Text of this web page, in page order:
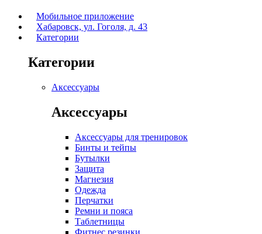
Мобильное приложение
Хабаровск, ул. Гоголя, д. 43
Категории
Категории
Аксессуары
Аксессуары
Аксессуары для тренировок
Бинты и тейпы
Бутылки
Защита
Магнезия
Одежда
Перчатки
Ремни и пояса
Таблетницы
Фитнес резинки